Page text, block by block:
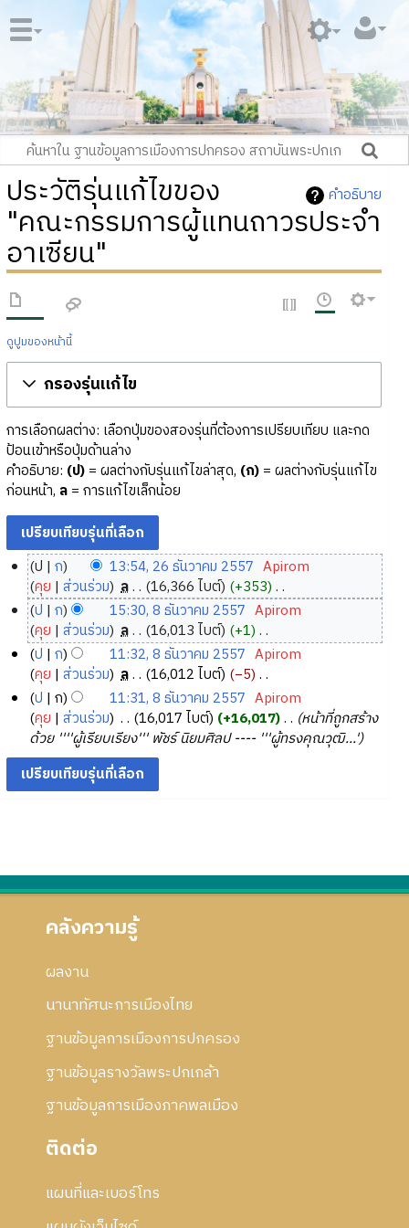
คำอธิบาย
ประวัติรุ่นแก้ไขของ
"คณะกรรมการผู้แทนถาวรประจำ
อาเซียน"
ดูปูมของหน้านี้
กรองรุ่นแก้ไข
การเลือกผลต่าง: เลือกปุ่มของสองรุ่นที่ต้องการเปรียบเทียบ และกด
ป้อนเข้าหรือปุ่มด้านล่าง
คำอธิบาย: (ป)= ผลต่างกับรุ่นแก้ไขล่าสุด, (ก)= ผลต่างกับรุ่นแก้ไข
ก่อนหน้า, ล= การแก้ไขเล็กน้อย
6
น
า
2
5
ป ก 13:54, 26 ธันวาคม 2557 Apirom
คุย ส่วนร่วม ‎ล 16,366 ไบต์ +353 ‎
ไ
ม่
มี
ค
ว
า
ม
ย่
อ
ก
ไ
ธั
ว
ม
5
ป ก 15:30, 8 ธันวาคม 2557 Apirom
คุย ส่วนร่วม ‎ล 16,013 ไบต์ +1 ‎
ไ
ม่
มี
ค
ว
า
ม
ย่
ร
แ
ป ก 11:32, 8 ธันวาคม 2557 Apirom
คุย ส่วนร่วม ‎ล 16,012 ไบต์ −5 ‎
ไ
ม่
มี
ค
ว
า
ก
า
ป ก 11:31, 8 ธันวาคม 2557 Apirom
คุย ส่วนร่วม ‎ 16,017 ไบต์ +16,017 ‎
หน้าที่ถูกสร้าง
ด้วย ''''ผู้เรียบเรียง''' พัชร์ นิยมศิลป ---- '''ผู้ทรงคุณวุฒิ...'
คลังความรู้
ผลงาน
นานาทัศนะการเมืองไทย
ฐานข้อมูลการเมืองการปกครอง
ฐานข้อมูลรางวัลพระปกเกล้า
ฐานข้อมูลการเมืองภาคพลเมือง
ติดต่อ
แผนที่และเบอร์โทร